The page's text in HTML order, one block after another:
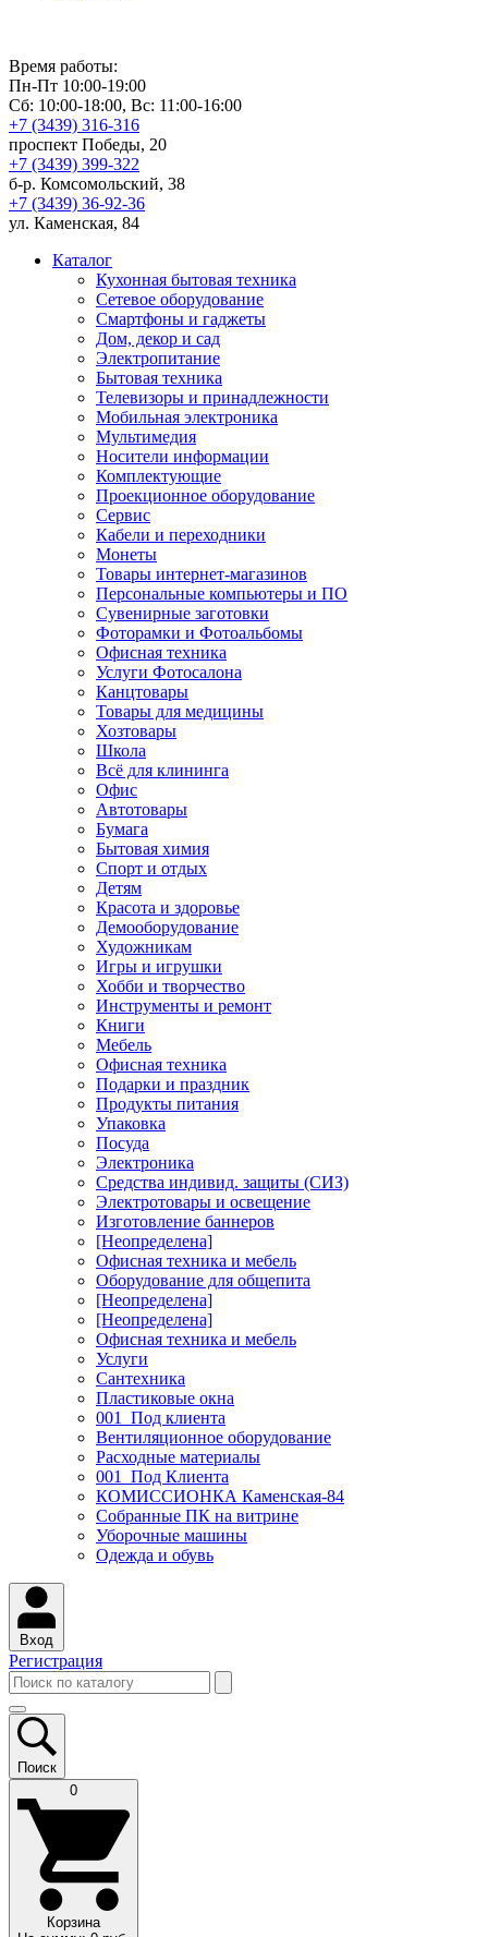
Время работы:
Пн-Пт 10:00-19:00
Сб: 10:00-18:00, Вс: 11:00-16:00
+7 (3439) 316-316
проспект Победы, 20
+7 (3439) 399-322
б-р. Комсомольский, 38
+7 (3439) 36-92-36
ул. Каменская, 84
Каталог
Кухонная бытовая техника
Сетевое оборудование
Смартфоны и гаджеты
Дом, декор и сад
Электропитание
Бытовая техника
Телевизоры и принадлежности
Мобильная электроника
Мультимедия
Носители информации
Комплектующие
Проекционное оборудование
Сервис
Кабели и переходники
Монеты
Товары интернет-магазинов
Персональные компьютеры и ПО
Сувенирные заготовки
Фоторамки и Фотоальбомы
Офисная техника
Услуги Фотосалона
Канцтовары
Товары для медицины
Хозтовары
Школа
Всё для клининга
Офис
Автотовары
Бумага
Бытовая химия
Спорт и отдых
Детям
Красота и здоровье
Демооборудование
Художникам
Игры и игрушки
Хобби и творчество
Инструменты и ремонт
Книги
Мебель
Офисная техника
Подарки и праздник
Продукты питания
Упаковка
Посуда
Электроника
Средства индивид. защиты (СИЗ)
Электротовары и освещение
Изготовление баннеров
[Неопределена]
Офисная техника и мебель
Оборудование для общепита
[Неопределена]
[Неопределена]
Офисная техника и мебель
Услуги
Сантехника
Пластиковые окна
001_Под клиента
Вентиляционное оборудование
Расходные материалы
001_Под Клиента
КОМИССИОНКА Каменская-84
Собранные ПК на витрине
Уборочные машины
Одежда и обувь
Вход
Регистрация
Поиск
0
Корзина